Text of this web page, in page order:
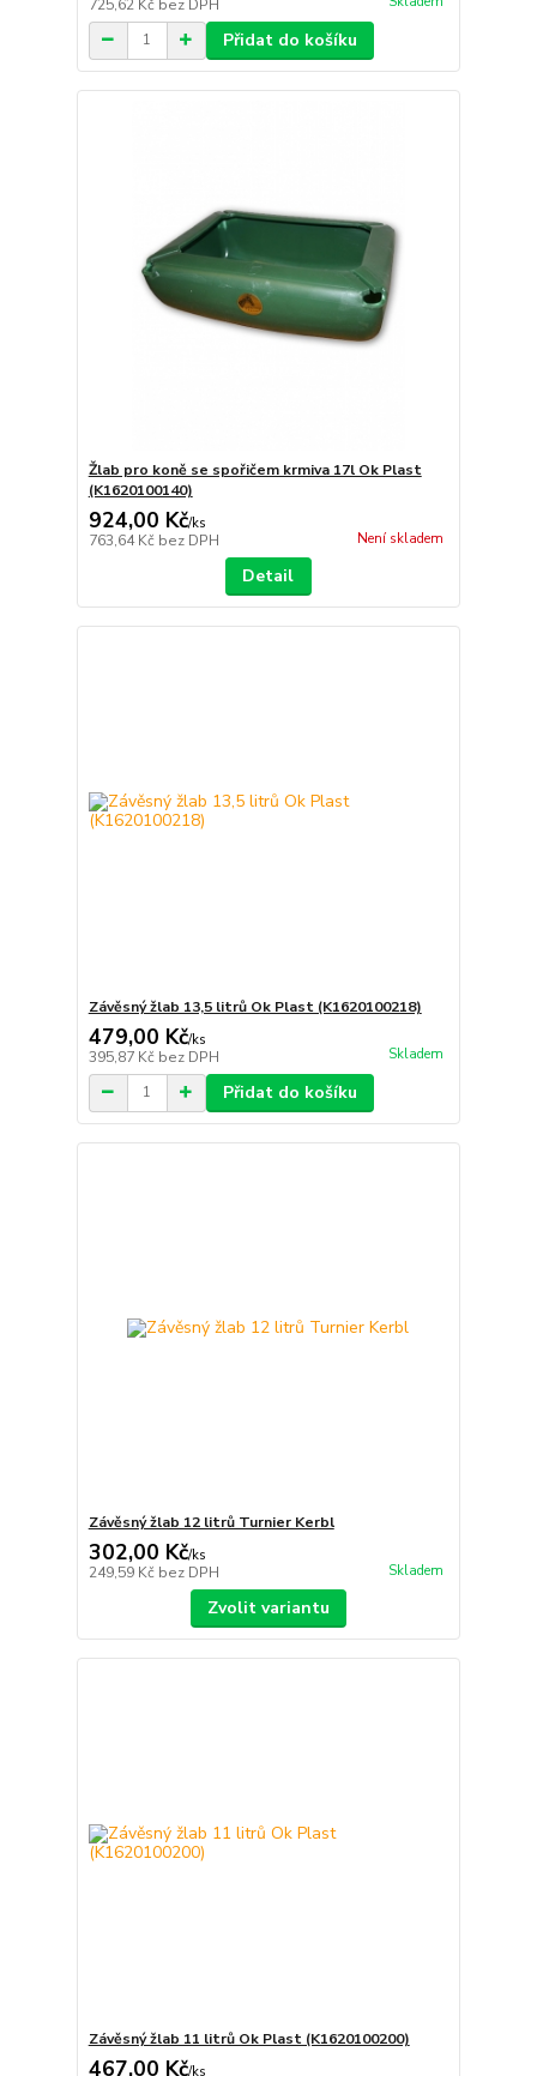
725,62 Kč bez DPH
Přidat do košíku
Žlab pro koně se spořičem krmiva 17l Ok Plast
(K1620100140)
924,00 Kč/ks
763,64 Kč bez DPH Není skladem
Detail
Závěsný žlab 13,5 litrů Ok Plast (K1620100218)
479,00 Kč/ks
395,87 Kč bez DPH Skladem
Přidat do košíku
Závěsný žlab 12 litrů Turnier Kerbl
302,00 Kč/ks
249,59 Kč bez DPH Skladem
Zvolit variantu
Závěsný žlab 11 litrů Ok Plast (K1620100200)
467,00 Kč/ks